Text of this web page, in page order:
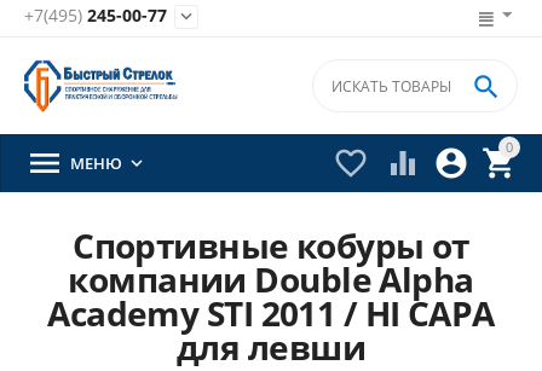
+7(495) 245-00-77 
0


 

 МЕНЮ 
Спортивные кобуры от
компании Double Alpha
Academy STI 2011 / HI CAPA
для левши